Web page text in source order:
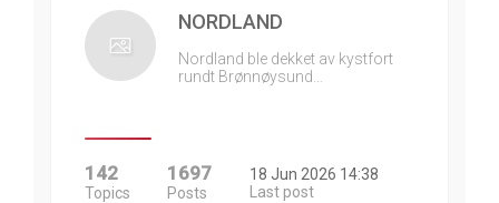
NORDLAND
Nordland ble dekket av kystfort
rundt Brønnøysund…
142
Topics
1697
Posts
18 Jun 2026 14:38
Last post